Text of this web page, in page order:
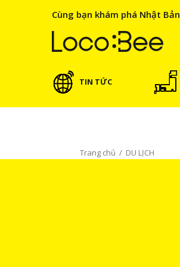
Cùng bạn khám phá Nhật Bản
TIN TỨC
Trang chủ / DU LỊCH